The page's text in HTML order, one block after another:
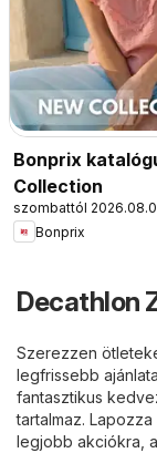
Bonprix
Collection
szombattól
Bonprix
Decathlon
Szerezzen
legfrissebb
fantasztikus
tartalmaz.
legjobb akciókra,